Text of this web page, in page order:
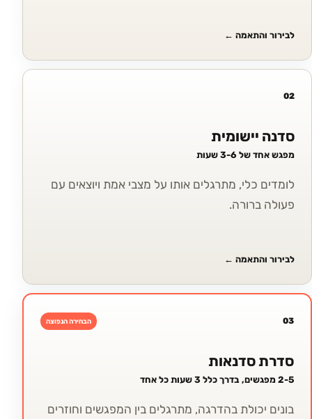
לבירור והתאמה ←
02
סדנה יישומית
מפגש אחד של 3-6 שעות
לומדים כלי, מתרגלים אותו על מצבי אמת ויוצאים עם
פעולה ברורה.
לבירור והתאמה ←
03 הבחירה הנפוצה
סדרת סדנאות
2-5 מפגשים, בדרך כלל 3 שעות כל אחד
בונים יכולת בהדרגה, מתרגלים בין המפגשים וחוזרים